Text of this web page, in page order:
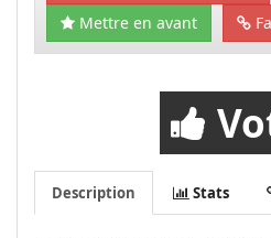
Mettre en avant
Description Stats